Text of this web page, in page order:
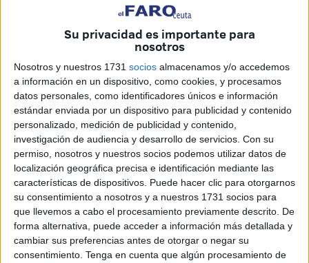
Su privacidad es importante para
nosotros
Nosotros y nuestros 1731 socios almacenamos y/o accedemos
a información en un dispositivo, como cookies, y procesamos
datos personales, como identificadores únicos e información
estándar enviada por un dispositivo para publicidad y contenido
personalizado, medición de publicidad y contenido,
investigación de audiencia y desarrollo de servicios. Con su
permiso, nosotros y nuestros socios podemos utilizar datos de
localización geográfica precisa e identificación mediante las
características de dispositivos. Puede hacer clic para otorgarnos
su consentimiento a nosotros y a nuestros 1731 socios para
que llevemos a cabo el procesamiento previamente descrito. De
forma alternativa, puede acceder a información más detallada y
cambiar sus preferencias antes de otorgar o negar su
consentimiento. Tenga en cuenta que algún procesamiento de
Sevilla junto a componentes de la UIP ya se encuentran
en Ceuta para trabajar, codo con codo, con los miembros
de la Jefatura Superior en el marco de las investigaciones
abiertaspara esclarecer el crimen de Ibrahim
pasado Viernes Santo en el Puente del Quemadero. Los
agentes especiales, miembros de la unidad de élite de la
Policía Nacionaljunto a los GEO, vienen para dar la
cobertura de seguridad y refuerzo necesaria para ofrecer
una adecuada respuesta policial no solo en la
investigación sino ante los graves incidentes ocurridos en
estos días, tanto en la barriada de Los Rosales como en el